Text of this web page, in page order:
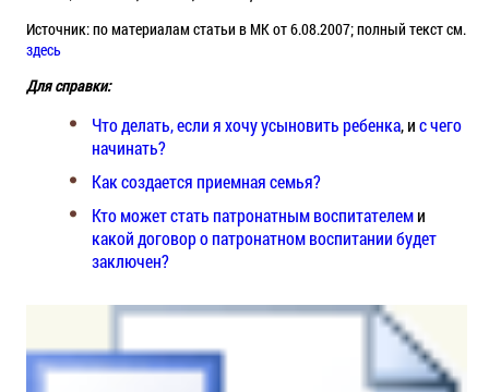
Источник: по материалам статьи в МК от 6.08.2007; полный текст см.
здесь
Для справки:
Что делать, если я хочу усыновить ребенка, ис чего
начинать?
Как создается приемная семья?
Кто может стать патронатным воспитателеми
какой договор о патронатном воспитании будет
заключен?